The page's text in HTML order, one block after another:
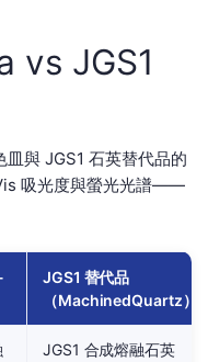
vs JGS1
與 JGS1 石英替代品的
吸光度與螢光光譜——
JGS1 替代品
（MachinedQuartz）
JGS1 合成熔融石英